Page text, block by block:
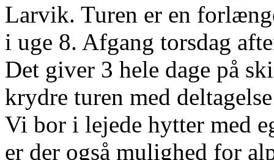
Larvik. Turen er en
i uge 8. Afgang torsdag
Det giver 3 hele dage på
krydre turen med
Vi bor i lejede hytter med
er der også mulighed for